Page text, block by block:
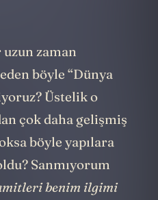
zaman
böyle “Dünya
Üstelik o
çok daha gelişmiş
böyle yapılara
Sanmıyorum
benim ilgimi